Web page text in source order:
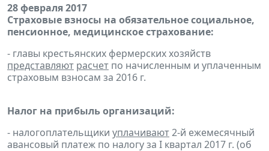
28 февраля 2017
Страховые взносы на обязательное социальное,
пенсионное, медицинское страхование:
- главы крестьянских фермерских хозяйств
представляют расчет по начисленным и уплаченным
страховым взносам за 2016 г.
Налог на прибыль организаций:
- налогоплательщики уплачивают2-й ежемесячный
авансовый платеж по налогу за I квартал 2017 г. (об